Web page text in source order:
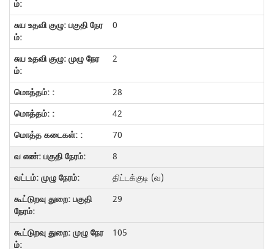
0
2
28
42
70
8
திட்டக்குடி (வ)
29
105